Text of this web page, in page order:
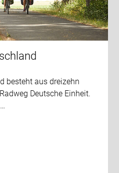
besteht aus dreizehn
Deutsche Einheit.